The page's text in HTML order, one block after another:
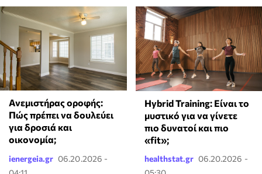
Ανεμιστήρας οροφής:
Πώς πρέπει να δουλεύει
για δροσιά και
οικονομία;
ienergeia.gr 06.20.2026 -
Hybrid Training: Είναι το
μυστικό για να γίνετε
πιο δυνατοί και πιο
«fit»;
healthstat.gr 06.20.2026 -